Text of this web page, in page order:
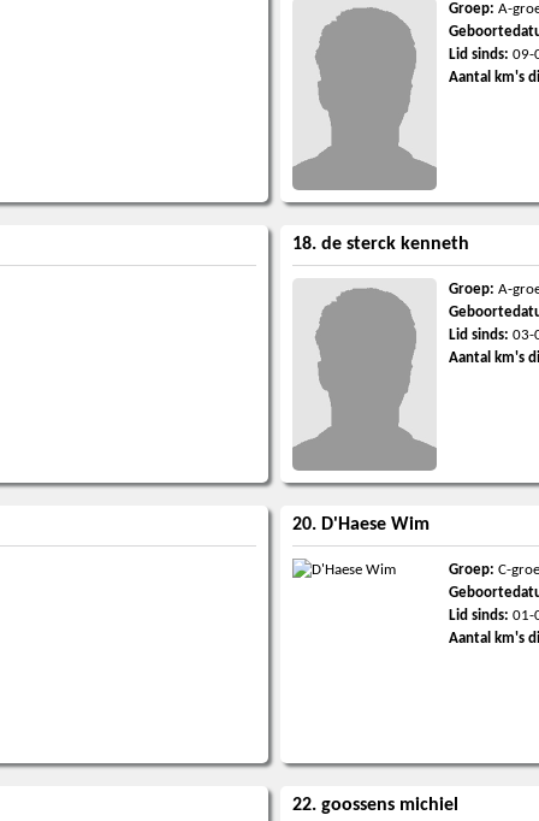
Groep: A-
Lid sinds: 09-
Aantal km's
18. de sterck kenneth
Groep: A-
Lid sinds: 03-
Aantal km's
20. D'Haese Wim
Groep: C-
Lid sinds: 01-
Aantal km's
22. goossens michiel